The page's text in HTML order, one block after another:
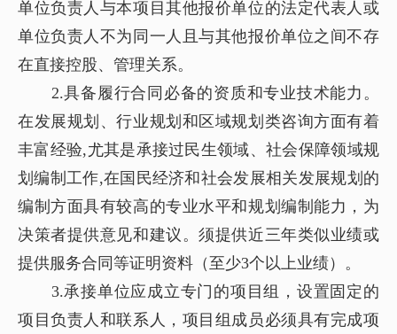
单位负责人与本项目其他报价单位的法定代表人或
单位负责人不为同一人且与其他报价单位之间不存
在直接控股、管理关系。
2.具备履行合同必备的资质和专业技术能力。
在发展规划、行业规划和区域规划类咨询方面有着
丰富经验,尤其是承接过民生领域、社会保障领域规
划编制工作,在国民经济和社会发展相关发展规划的
编制方面具有较高的专业水平和规划编制能力，为
决策者提供意见和建议。须提供近三年类似业绩或
提供服务合同等证明资料（至少3个以上业绩）。
3.承接单位应成立专门的项目组，设置固定的
项目负责人和联系人，项目组成员必须具有完成项